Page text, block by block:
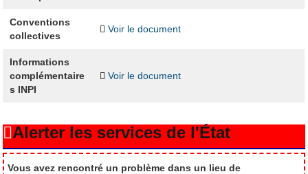
Conventions
collectives
Voir le document
Informations
complémentaire
s INPI
Voir le document
Alerter les services de l'État
Vous avez rencontré un problème dans un lieu de